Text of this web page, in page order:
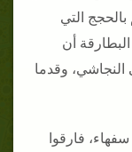
بالحجج التي
أن
النجاشي، وقدما
فارقوا